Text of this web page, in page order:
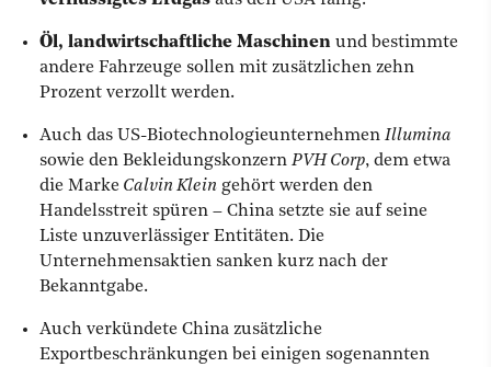
Öl, landwirtschaftliche Maschinen und bestimmte
andere Fahrzeuge sollen mit zusätzlichen zehn
Prozent verzollt werden.
Auch das US-Biotechnologieunternehmen Illumina
sowie den Bekleidungskonzern PVH Corp, dem etwa
die Marke Calvin Klein gehört werden den
Handelsstreit spüren – China setzte sie auf seine
Liste unzuverlässiger Entitäten. Die
Unternehmensaktien sanken kurz nach der
Bekanntgabe.
Auch verkündete China zusätzliche
Exportbeschränkungen bei einigen sogenannten